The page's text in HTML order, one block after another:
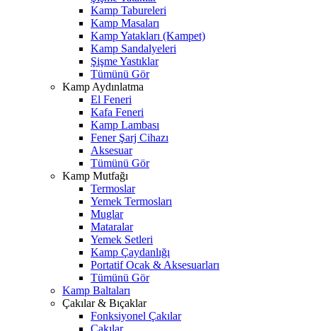
Kamp Tabureleri
Kamp Masaları
Kamp Yatakları (Kampet)
Kamp Sandalyeleri
Şişme Yastıklar
Tümünü Gör
Kamp Aydınlatma
El Feneri
Kafa Feneri
Kamp Lambası
Fener Şarj Cihazı
Aksesuar
Tümünü Gör
Kamp Mutfağı
Termoslar
Yemek Termosları
Muglar
Mataralar
Yemek Setleri
Kamp Çaydanlığı
Portatif Ocak & Aksesuarları
Tümünü Gör
Kamp Baltaları
Çakılar & Bıçaklar
Fonksiyonel Çakılar
Çakılar